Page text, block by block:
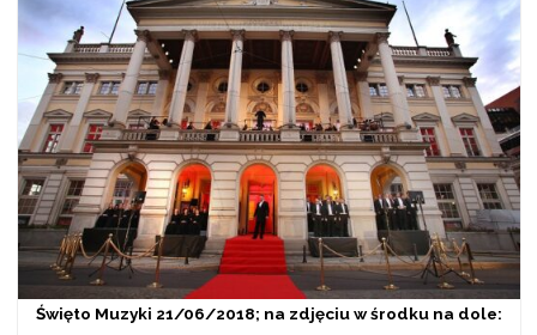
Święto Muzyki 21/06/2018; na zdjęciu w środku na dole: